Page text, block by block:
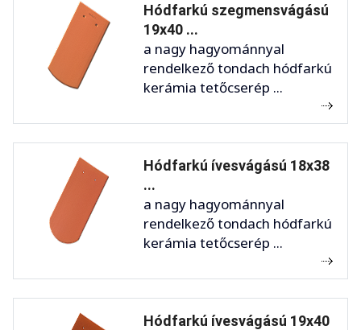
Hódfarkú szegmensvágású
19x40 ...
a nagy hagyománnyal
rendelkező tondach hódfarkú
kerámia tetőcserép ...
Hódfarkú ívesvágású 18x38
...
a nagy hagyománnyal
rendelkező tondach hódfarkú
kerámia tetőcserép ...
Hódfarkú ívesvágású 19x40